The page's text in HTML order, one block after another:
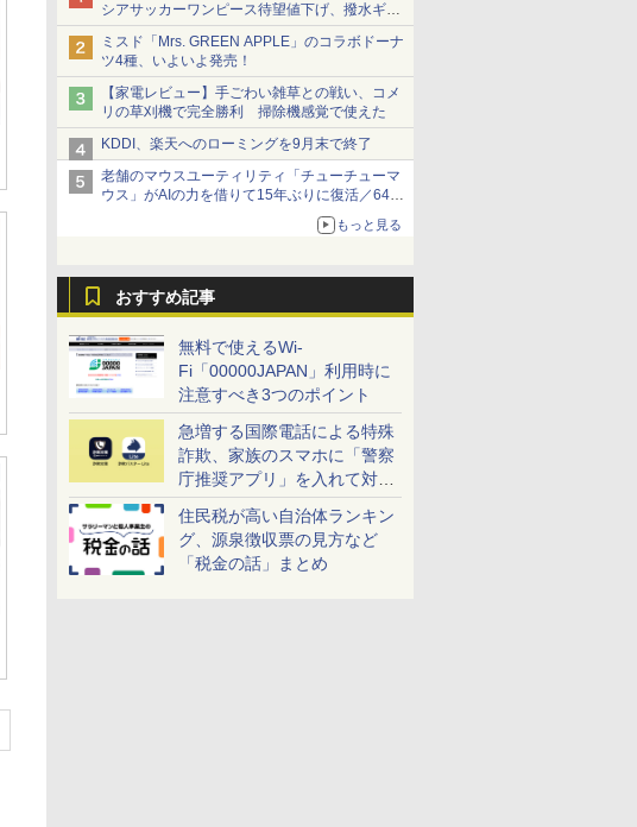
シアサッカーワンピース待望値下げ、撥水ギア
ショーツは1990円に
ミスド「Mrs. GREEN APPLE」のコラボドーナ
ツ4種、いよいよ発売！
【家電レビュー】手ごわい雑草との戦い、コメ
リの草刈機で完全勝利 掃除機感覚で使えた
KDDI、楽天へのローミングを9月末で終了
老舗のマウスユーティリティ「チューチューマ
ウス」がAIの力を借りて15年ぶりに復活／64bit
化、Windows 10/11、「Chrome」も走り回
る。復活記念で2026年末まで500円
もっと見る
おすすめ記事
無料で使えるWi-
Fi「00000JAPAN」利用時に
注意すべき3つのポイント
急増する国際電話による特殊
詐欺、家族のスマホに「警察
庁推奨アプリ」を入れて対策
しよう！
住民税が高い自治体ランキン
グ、源泉徴収票の見方など
「税金の話」まとめ